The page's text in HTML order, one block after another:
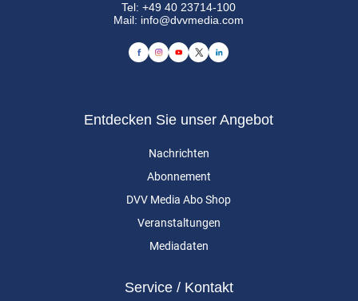
Tel:+49 40 23714-100
Mail: info@dvvmedia.com
Entdecken Sie unser Angebot
Nachrichten
Abonnement
DVV Media Abo Shop
Veranstaltungen
Mediadaten
Service / Kontakt